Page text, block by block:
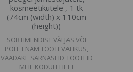
kosmeetikutele , 1 tk
(74cm (width) x 110cm
(height))
SORTIMENDIST VÄLJAS VÕI
POLE ENAM TOOTEVALIKUS,
VAADAKE SARNASEID TOOTEID
MEIE KODULEHELT